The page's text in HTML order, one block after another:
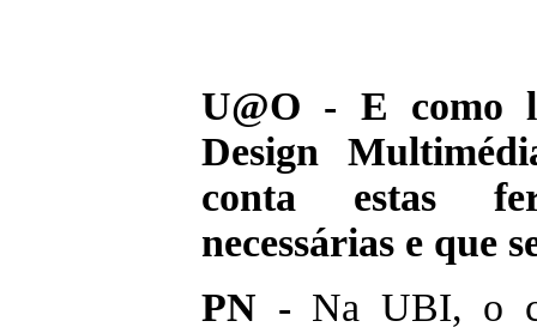
U@O - E como
Design
conta estas
necessárias e que
PN - Na UBI, o